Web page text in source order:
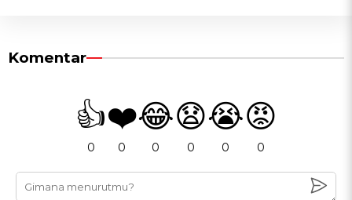
Komentar
👍
0
❤️
0
😂
0
😧
0
😭
0
😡
0